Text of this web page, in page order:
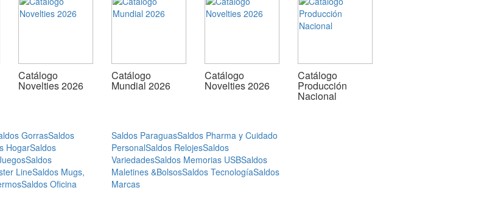
Catálogo
Novelties 2026
Catálogo
Mundial 2026
Catálogo
Novelties 2026
Catálogo
Producción
Nacional
GorrasSaldos
HogarSaldos
Saldos
LineSaldos Mugs,
Saldos Oficina
Saldos ParaguasSaldos Pharma y Cuidado
PersonalSaldos RelojesSaldos
VariedadesSaldos Memorias USBSaldos
Maletines &BolsosSaldos TecnologíaSaldos
Marcas